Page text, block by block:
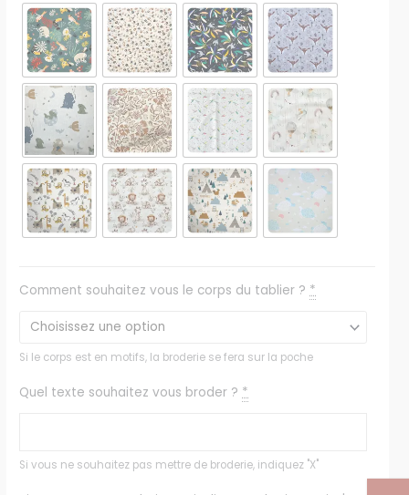
Comment souhaitez vous le corps du tablier ? *
Si le corps est en motifs, la broderie se fera sur la poche
Quel texte souhaitez vous broder ? *
Si vous ne souhaitez pas mettre de broderie, indiquez "X"